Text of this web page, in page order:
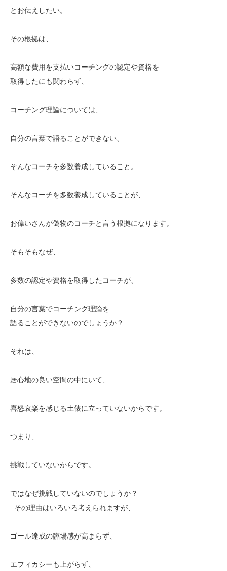
とお伝えしたい。
その根拠は、
高額な費用を支払いコーチングの認定や資格を
取得したにも関わらず、
コーチング理論については、
自分の言葉で語ることができない、
そんなコーチを多数養成していること。
そんなコーチを多数養成していることが、
お偉いさんが偽物のコーチと言う根拠になります。
そもそもなぜ、
多数の認定や資格を取得したコーチが、
自分の言葉でコーチング理論を
語ることができないのでしょうか？
それは、
居心地の良い空間の中にいて、
喜怒哀楽を感じる土俵に立っていないからです。
つまり、
挑戦していないからです。
ではなぜ挑戦していないのでしょうか？
その理由はいろいろ考えられますが、
ゴール達成の臨場感が高まらず、
エフィカシーも上がらず、